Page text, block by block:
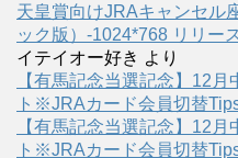
天皇賞向けJRAキャンセル
ック版）-1024*768 リリ
イテイオー好き より
【有馬記念当選記念】12
ト※JRAカード会員切替
【有馬記念当選記念】12
ト※JRAカード会員切替